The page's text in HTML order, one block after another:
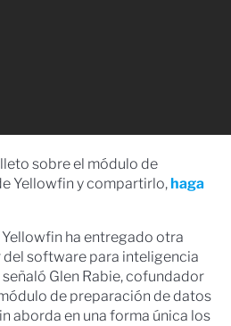
sobre el módulo de
Yellowfin y compartirlo, haga
Yellowfin ha entregado otra
software para inteligencia
Glen Rabie, cofundador
de preparación de datos
aborda en una forma única los